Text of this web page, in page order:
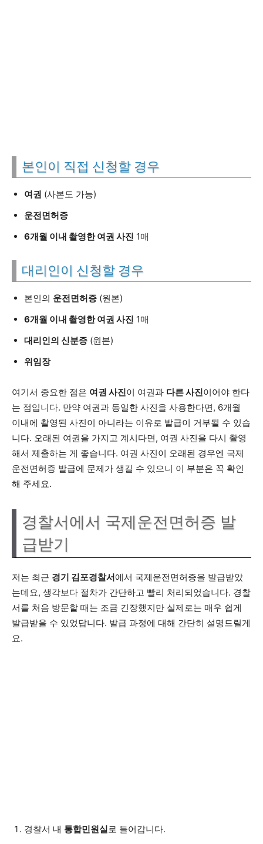
본인이 직접 신청할 경우
여권 (사본도 가능)
운전면허증
6개월 이내 촬영한 여권 사진 1매
대리인이 신청할 경우
본인의 운전면허증 (원본)
6개월 이내 촬영한 여권 사진 1매
대리인의 신분증 (원본)
위임장
여기서 중요한 점은 여권 사진이 여권과 다른 사진이어야 한다
는 점입니다. 만약 여권과 동일한 사진을 사용한다면, 6개월
이내에 촬영된 사진이 아니라는 이유로 발급이 거부될 수 있습
니다. 오래된 여권을 가지고 계시다면, 여권 사진을 다시 촬영
해서 제출하는 게 좋습니다. 여권 사진이 오래된 경우엔 국제
운전면허증 발급에 문제가 생길 수 있으니 이 부분은 꼭 확인
해 주세요.
경찰서에서 국제운전면허증 발
급받기
저는 최근 경기 김포경찰서에서 국제운전면허증을 발급받았
는데요, 생각보다 절차가 간단하고 빨리 처리되었습니다. 경찰
서를 처음 방문할 때는 조금 긴장했지만 실제로는 매우 쉽게
발급받을 수 있었답니다. 발급 과정에 대해 간단히 설명드릴게
요.
경찰서 내 통합민원실로 들어갑니다.